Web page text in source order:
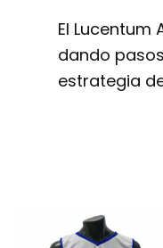
El Lucentum
dando
estrategia